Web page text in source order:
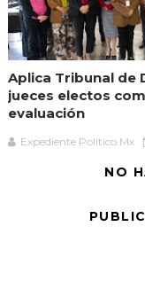
Aplica Tribunal de
jueces electos
evaluación
Expediente Político.Mx
NO